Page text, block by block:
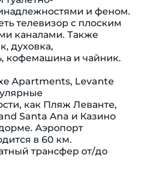
и феном.
телевизор с плоским
каналами. Также
духовка,
кофемашина и чайник.
Apartments, Levante
как Пляж Леванте,
Santa Ana и Казино
Аэропорт
в 60 км.
трансфер от/до